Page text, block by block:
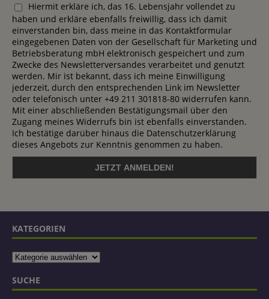
Hiermit erkläre ich, das 16. Lebensjahr vollendet zu
haben und erkläre ebenfalls freiwillig, dass ich damit
einverstanden bin, dass meine in das Kontaktformular
eingegebenen Daten von der Gesellschaft für Marketing und
Betriebsberatung mbH elektronisch gespeichert und zum
Zwecke des Newsletterversandes verarbeitet und genutzt
werden. Mir ist bekannt, dass ich meine Einwilligung
jederzeit, durch den entsprechenden Link im Newsletter
oder telefonisch unter +49 211 301818-80 widerrufen kann.
Mit einer abschließenden Bestätigungsmail über den
Zugang meines Widerrufs bin ist ebenfalls einverstanden.
Ich bestätige darüber hinaus die Datenschutzerklärung
dieses Angebots zur Kenntnis genommen zu haben.
KATEGORIEN
SUCHE